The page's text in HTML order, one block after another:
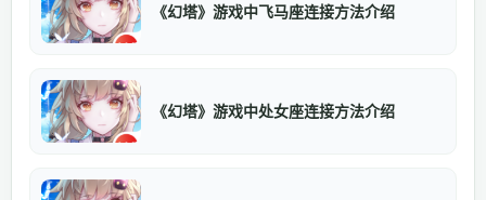
《幻塔》游戏中飞马座连接方法介绍
《幻塔》游戏中处女座连接方法介绍